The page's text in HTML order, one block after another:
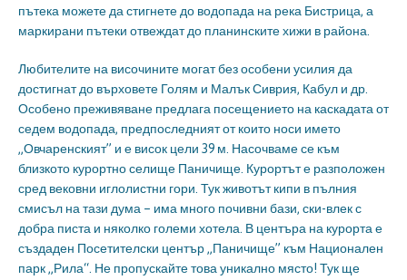
пътека можете да стигнете до водопада на река Бистрица, а
маркирани пътеки отвеждат до планинските хижи в района.
Любителите на височините могат без особени усилия да
достигнат до върховете Голям и Малък Сиврия, Кабул и др.
Особено преживяване предлага посещението на каскадата от
седем водопада, предпоследният от които носи името
„Овчаренският” и е висок цели 39 м. Насочваме се към
близкото курортно селище Паничище. Курортът е разположен
сред вековни иглолистни гори. Тук животът кипи в пълния
смисъл на тази дума – има много почивни бази, ски-влек с
добра писта и няколко големи хотела. В центъра на курорта е
създаден Посетителски център „Паничище” към Национален
парк „Рила“. Не пропускайте това уникално място! Тук ще